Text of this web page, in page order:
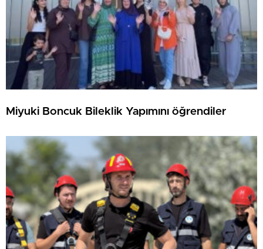
Miyuki Boncuk Bileklik Yapımını öğrendiler